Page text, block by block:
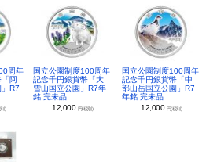
周年
阿
R7
別)
国立公園制度100周年
記念千円銀貨幣「大
雪山国立公園」R7年
銘 完未品
12,000 円(税別)
国立公園制度100周年
記念千円銀貨幣「中
部山岳国立公園」R7
年銘 完未品
12,000 円(税別)